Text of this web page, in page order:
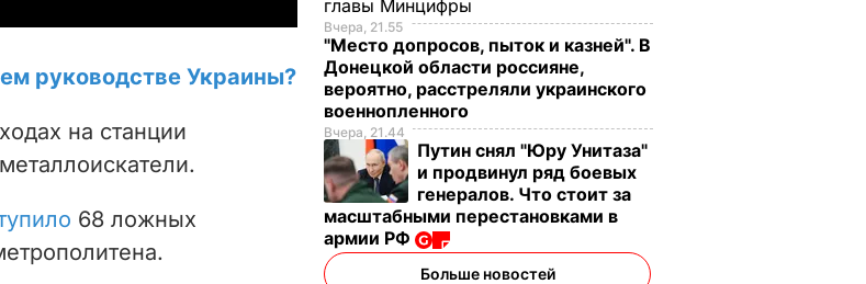
руководстве Украины?
на станции
68 ложных
главы Минцифры
Вчера, 21.55
"Место допросов, пыток и казней". В
Донецкой области россияне,
вероятно, расстреляли украинского
военнопленного
Вчера, 21.44
Путин снял "Юру Унитаза"
и продвинул ряд боевых
генералов. Что стоит за
масштабными перестановками в
армии РФ
Больше новостей